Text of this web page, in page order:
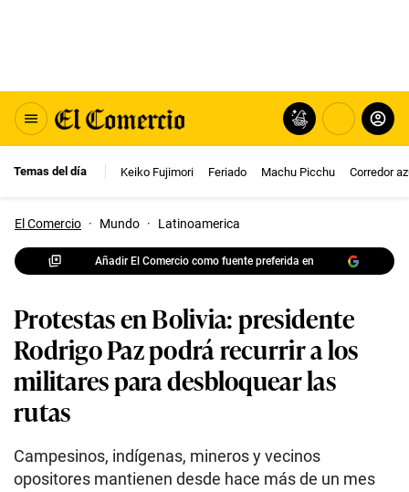
Temas del día Keiko Fujimori Feriado Machu Picchu Corredor
El Comercio · Mundo · Latinoamerica
Añadir El Comercio como fuente preferida en
Protestas en Bolivia: presidente
Rodrigo Paz podrá recurrir a los
militares para desbloquear las
rutas
Campesinos, indígenas, mineros y vecinos
opositores mantienen desde hace más de un mes